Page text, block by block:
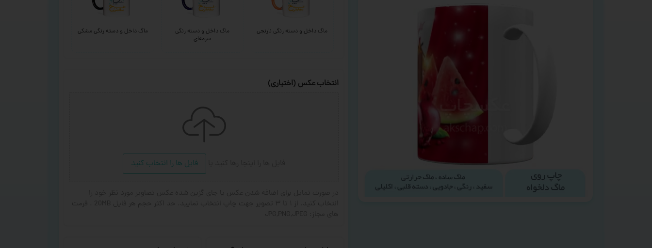
ماگ داخل و دسته رنگی نارنجی
ماگ داخل و دسته رنگی
سرمه‌ای
ماگ داخل و دسته رنگی مشکی
انتخاب عکس (اختیاری)
فایل ها را انتخاب کنید